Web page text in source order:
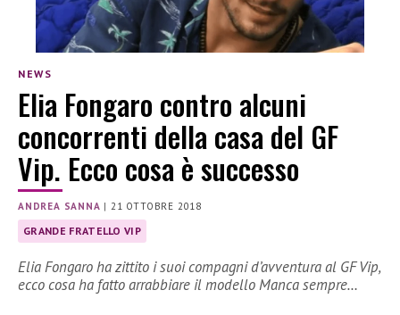
NEWS
Elia Fongaro contro alcuni
concorrenti della casa del GF
Vip. Ecco cosa è successo
ANDREA SANNA |21 OTTOBRE 2018
GRANDE FRATELLO VIP
Elia Fongaro ha zittito i suoi compagni d’avventura al GF Vip,
ecco cosa ha fatto arrabbiare il modello Manca sempre…